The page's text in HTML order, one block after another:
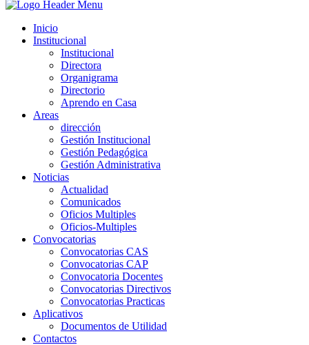
Inicio
Institucional
Institucional
Directora
Organigrama
Directorio
Aprendo en Casa
Areas
dirección
Gestión Institucional
Gestión Pedagógica
Gestión Administrativa
Noticias
Actualidad
Comunicados
Oficios Multiples
Oficios-Multiples
Convocatorias
Convocatorias CAS
Convocatorias CAP
Convocatoria Docentes
Convocatorias Directivos
Convocatorias Practicas
Aplicativos
Documentos de Utilidad
Contactos